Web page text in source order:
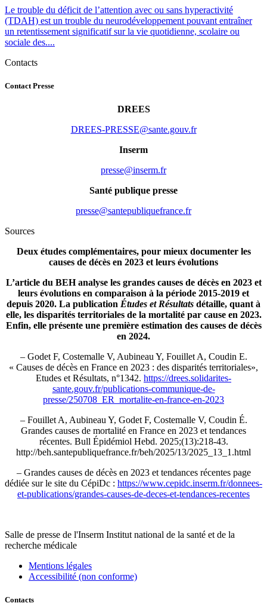
Le trouble du déficit de l’attention avec ou sans hyperactivité
(TDAH) est un trouble du neurodéveloppement pouvant entraîner
un retentissement significatif sur la vie quotidienne, scolaire ou
sociale des....
Contacts
Contact Presse
DREES
rf.vuog.etnas@ESSERP-SEERD
Inserm
rf.mresni@esserp
Santé publique presse
rf.ecnarfeuqilbupetnas@esserp
Sources
Deux études complémentaires, pour mieux documenter les
causes de décès en 2023 et leurs évolutions
L’article du BEH analyse les grandes causes de décès en 2023 et
leurs évolutions en comparaison à la période 2015-2019 et
depuis 2020. La publication Études et Résultats détaille, quant à
elle, les disparités territoriales de la mortalité par cause en 2023.
Enfin, elle présente une première estimation des causes de décès
en 2024.
– Godet F, Costemalle V, Aubineau Y, Fouillet A, Coudin E.
« Causes de décès en France en 2023 : des disparités territoriales»,
Etudes et Résultats, n°1342. https://drees.solidarites-
sante.gouv.fr/publications-communique-de-
presse/250708_ER_mortalite-en-france-en-2023
– Fouillet A, Aubineau Y, Godet F, Costemalle V, Coudin É.
Grandes causes de mortalité en France en 2023 et tendances
récentes. Bull Épidémiol Hebd. 2025;(13):218-43.
http://beh.santepubliquefrance.fr/beh/2025/13/2025_13_1.html
– Grandes causes de décès en 2023 et tendances récentes page
dédiée sur le site du CépiDc : https://www.cepidc.inserm.fr/donnees-
et-publications/grandes-causes-de-deces-et-tendances-recentes
Salle de presse de l'Inserm Institut national de la santé et de la
recherche médicale
Mentions légales
Accessibilité (non conforme)
Contacts